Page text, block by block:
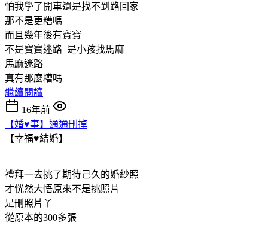
怕我學了開車還是找不到路回家
那不是更糟嗎
而且幾年後有寶寶
不是寶寶迷路 是小孩找馬麻
馬麻迷路
真有那麼糟嗎
繼續閱讀
16年前
【婚♥事】通通刪掉
【幸福♥結婚】
禮拜一去挑了期待己久的婚紗照
才恍然大悟原來不是挑照片
是刪照片丫
從原本的300多張